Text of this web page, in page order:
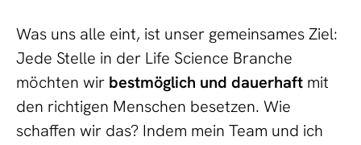
Was uns alle eint, ist unser gemeinsames Ziel:
Jede Stelle in der Life Science Branche
möchten wir bestmöglich und dauerhaft mit
den richtigen Menschen besetzen. Wie
schaffen wir das? Indem mein Team und ich